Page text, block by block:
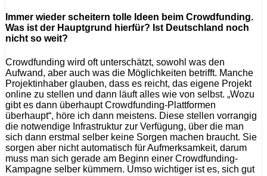
Immer wieder scheitern tolle Ideen beim Crowdfunding.
Was ist der Hauptgrund hierfür? Ist Deutschland noch
nicht so weit?
Crowdfunding wird oft unterschätzt, sowohl was den
Aufwand, aber auch was die Möglichkeiten betrifft. Manche
Projektinhaber glauben, dass es reicht, das eigene Projekt
online zu stellen und dann läuft alles wie von selbst. „Wozu
gibt es dann überhaupt Crowdfunding-Plattformen
überhaupt“, höre ich dann meistens. Diese stellen vorrangig
die notwendige Infrastruktur zur Verfügung, über die man
sich dann erstmal selber keine Sorgen machen braucht. Sie
sorgen aber nicht automatisch für Aufmerksamkeit, darum
muss man sich gerade am Beginn einer Crowdfunding-
Kampagne selber kümmern. Umso wichtiger ist es, sich gut